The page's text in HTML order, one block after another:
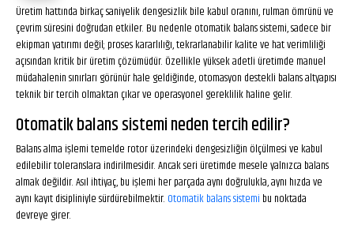
Üretim hattında birkaç saniyelik dengesizlik bile kabul oranını, rulman ömrünü ve
çevrim süresini doğrudan etkiler. Bu nedenle otomatik balans sistemi, sadece bir
ekipman yatırımı değil; proses kararlılığı, tekrarlanabilir kalite ve hat verimliliği
açısından kritik bir üretim çözümüdür. Özellikle yüksek adetli üretimde manuel
müdahalenin sınırları görünür hale geldiğinde, otomasyon destekli balans altyapısı
teknik bir tercih olmaktan çıkar ve operasyonel gereklilik haline gelir.
Otomatik balans sistemi neden tercih edilir?
Balans alma işlemi temelde rotor üzerindeki dengesizliğin ölçülmesi ve kabul
edilebilir toleranslara indirilmesidir. Ancak seri üretimde mesele yalnızca balans
almak değildir. Asıl ihtiyaç, bu işlemi her parçada aynı doğrulukla, aynı hızda ve
aynı kayıt disipliniyle sürdürebilmektir. Otomatik balans sistemi bu noktada
devreye girer.